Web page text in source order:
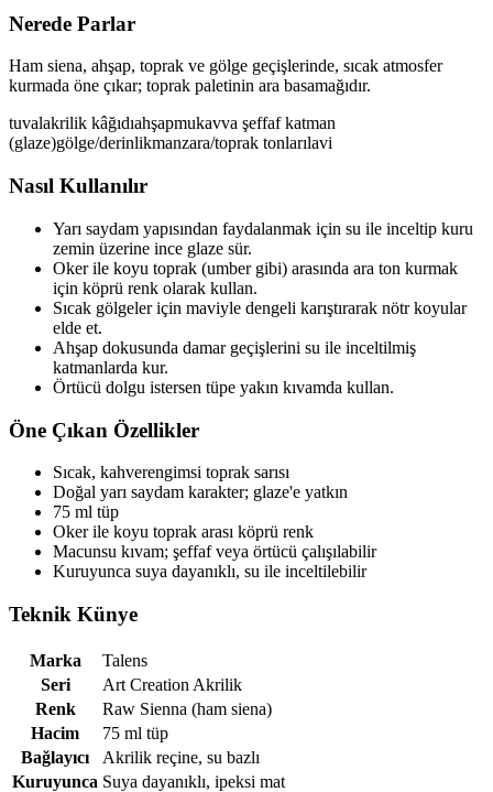
Nerede Parlar
Ham siena, ahşap, toprak ve gölge geçişlerinde, sıcak atmosfer
kurmada öne çıkar; toprak paletinin ara basamağıdır.
tuvalakrilik kâğıdıahşapmukavva şeffaf katman
(glaze)gölge/derinlikmanzara/toprak tonlarılavi
Nasıl Kullanılır
Yarı saydam yapısından faydalanmak için su ile inceltip kuru
zemin üzerine ince glaze sür.
Oker ile koyu toprak (umber gibi) arasında ara ton kurmak
için köprü renk olarak kullan.
Sıcak gölgeler için maviyle dengeli karıştırarak nötr koyular
elde et.
Ahşap dokusunda damar geçişlerini su ile inceltilmiş
katmanlarda kur.
Örtücü dolgu istersen tüpe yakın kıvamda kullan.
Öne Çıkan Özellikler
Sıcak, kahverengimsi toprak sarısı
Doğal yarı saydam karakter; glaze'e yatkın
75 ml tüp
Oker ile koyu toprak arası köprü renk
Macunsu kıvam; şeffaf veya örtücü çalışılabilir
Kuruyunca suya dayanıklı, su ile inceltilebilir
Teknik Künye
Marka
Talens
Seri
Art Creation Akrilik
Renk
Raw Sienna (ham siena)
Hacim
75 ml tüp
Bağlayıcı
Akrilik reçine, su bazlı
Kuruyunca Suya dayanıklı, ipeksi mat